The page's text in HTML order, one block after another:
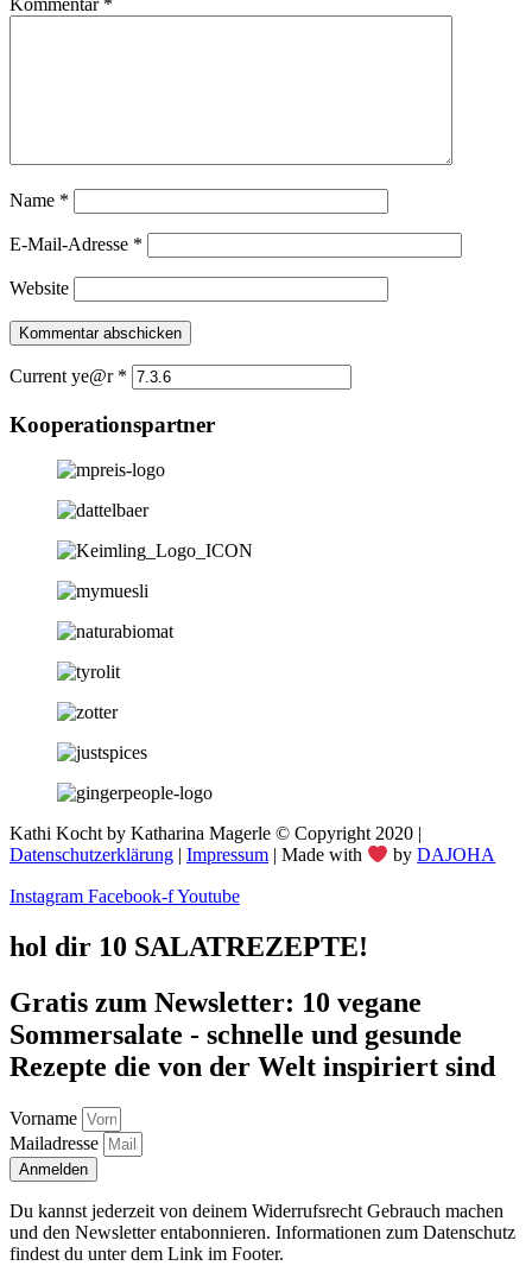
Kommentar *
Name *
E-Mail-Adresse *
Website
Current ye@r *
Kooperationspartner
Kathi Kocht by Katharina Magerle © Copyright 2020 |
Datenschutzerklärung
Impressum | Made with byDAJOHA
Instagram Facebook-fYoutube
hol dir 10 SALATREZEPTE!
Gratis zum Newsletter: 10 vegane
Sommersalate - schnelle und gesunde
Rezepte die von der Welt inspiriert sind
Vorname
Mailadresse
Anmelden
Du kannst jederzeit von deinem Widerrufsrecht Gebrauch machen
und den Newsletter entabonnieren. Informationen zum Datenschutz
findest du unter dem Link im Footer.